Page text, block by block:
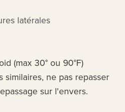
latérales
(max 30° ou 90°F)
similaires, ne pas repasser
sur l'envers.